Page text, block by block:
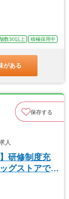
数30以上 積極採用中
がある
保存する
人
研修制度充
グストアで